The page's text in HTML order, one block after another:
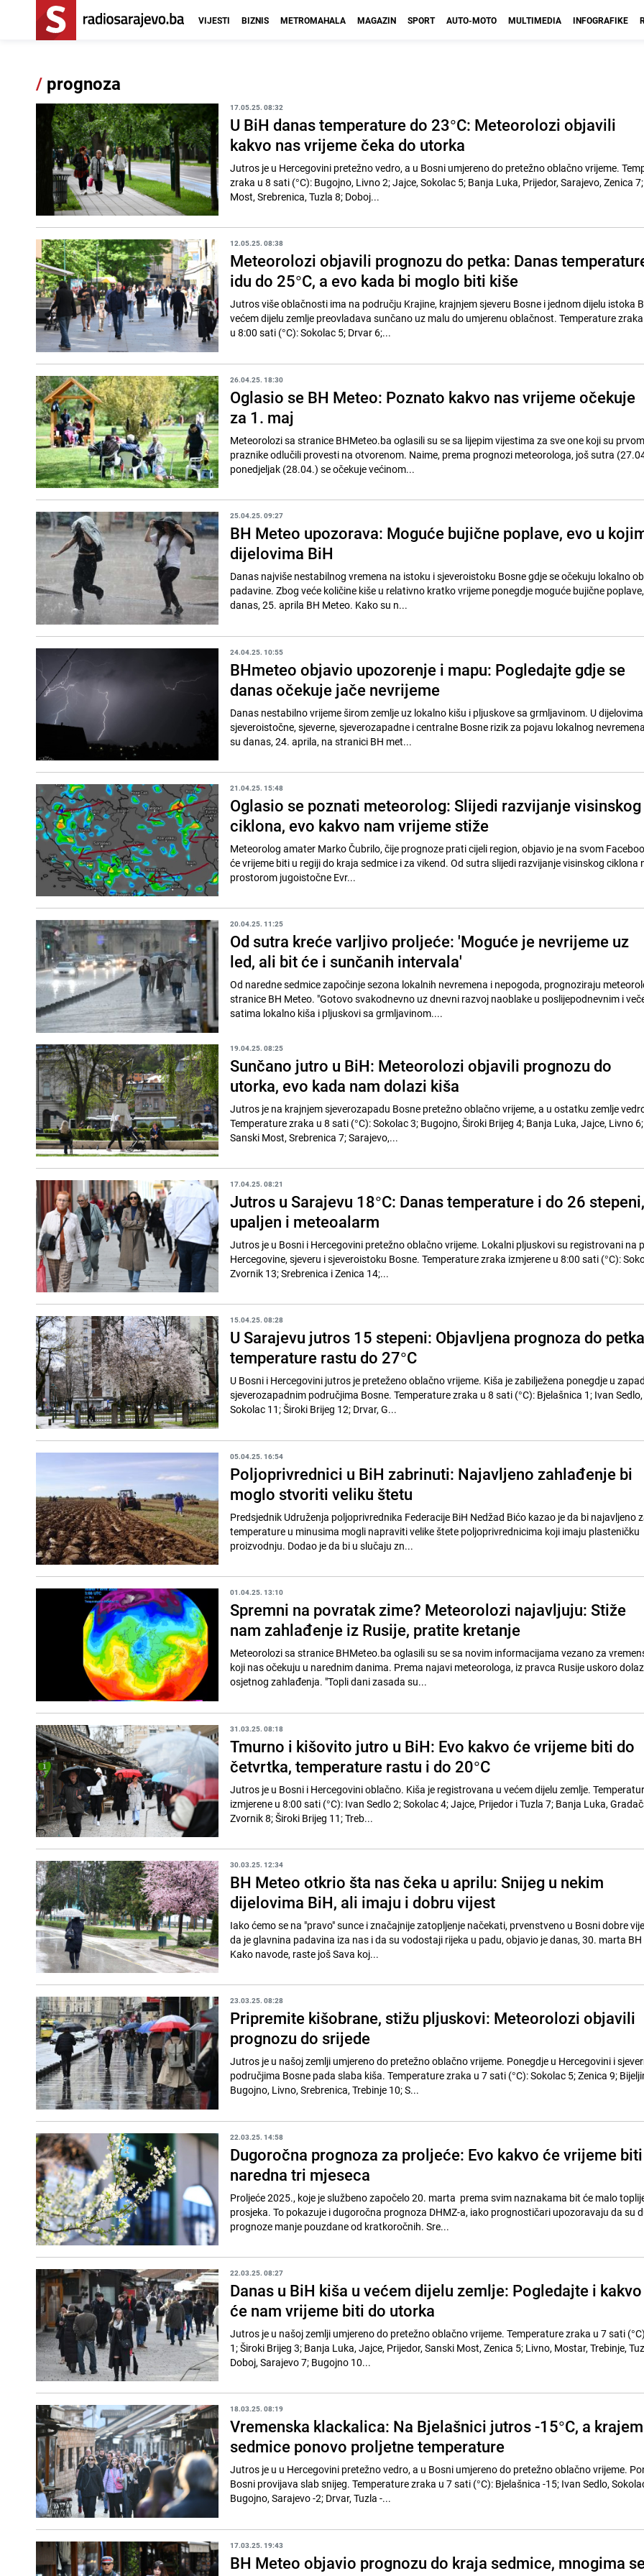
VIJESTI BIZNIS METROMAHALA MAGAZIN SPORT AUTO-MOTO MULTIMEDIA INFOGRAFIKE
/ prognoza
17.05.25. 08:32
U BiH danas temperature do 23°C: Meteorolozi objavili
kakvo nas vrijeme čeka do utorka
Jutros je u Hercegovini pretežno vedro, a u Bosni umjereno do pretežno oblačno vrijeme.
zraka u 8 sati (°C): Bugojno, Livno 2; Jajce, Sokolac 5; Banja Luka, Prijedor, Sarajevo, Zenica
Most, Srebrenica, Tuzla 8; Doboj...
12.05.25. 08:38
Meteorolozi objavili prognozu do petka: Danas
idu do 25°C, a evo kada bi moglo biti kiše
Jutros više oblačnosti ima na području Krajine, krajnjem sjeveru Bosne i jednom dijelu istoka
većem dijelu zemlje preovladava sunčano uz malu do umjerenu oblačnost. Temperature
u 8:00 sati (°C): Sokolac 5; Drvar 6;...
26.04.25. 18:30
Oglasio se BH Meteo: Poznato kakvo nas vrijeme očekuje
za 1. maj
Meteorolozi sa stranice BHMeteo.ba oglasili su se sa lijepim vijestima za sve one koji su
praznike odlučili provesti na otvorenom. Naime, prema prognozi meteorologa, još sutra
ponedjeljak (28.04.) se očekuje većinom...
25.04.25. 09:27
BH Meteo upozorava: Moguće bujične poplave, evo u
dijelovima BiH
Danas najviše nestabilnog vremena na istoku i sjeveroistoku Bosne gdje se očekuju lokalno
padavine. Zbog veće količine kiše u relativno kratko vrijeme ponegdje moguće bujične
danas, 25. aprila BH Meteo. Kako su n...
24.04.25. 10:55
BHmeteo objavio upozorenje i mapu: Pogledajte gdje se
danas očekuje jače nevrijeme
Danas nestabilno vrijeme širom zemlje uz lokalno kišu i pljuskove sa grmljavinom. U dijelovima
sjeveroistočne, sjeverne, sjeverozapadne i centralne Bosne rizik za pojavu lokalnog
su danas, 24. aprila, na stranici BH met...
21.04.25. 15:48
Oglasio se poznati meteorolog: Slijedi razvijanje visinskog
ciklona, evo kakvo nam vrijeme stiže
Meteorolog amater Marko Čubrilo, čije prognoze prati cijeli region, objavio je na svom
će vrijeme biti u regiji do kraja sedmice i za vikend. Od sutra slijedi razvijanje visinskog ciklona
prostorom jugoistočne Evr...
20.04.25. 11:25
Od sutra kreće varljivo proljeće: 'Moguće je nevrijeme uz
led, ali bit će i sunčanih intervala'
Od naredne sedmice započinje sezona lokalnih nevremena i nepogoda, prognoziraju
stranice BH Meteo. "Gotovo svakodnevno uz dnevni razvoj naoblake u poslijepodnevnim i
satima lokalno kiša i pljuskovi sa grmljavinom....
19.04.25. 08:25
Sunčano jutro u BiH: Meteorolozi objavili prognozu do
utorka, evo kada nam dolazi kiša
Jutros je na krajnjem sjeverozapadu Bosne pretežno oblačno vrijeme, a u ostatku zemlje
Temperature zraka u 8 sati (°C): Sokolac 3; Bugojno, Široki Brijeg 4; Banja Luka, Jajce, Livno
Sanski Most, Srebrenica 7; Sarajevo,...
17.04.25. 08:21
Jutros u Sarajevu 18°C: Danas temperature i do 26 stepeni,
upaljen i meteoalarm
Jutros je u Bosni i Hercegovini pretežno oblačno vrijeme. Lokalni pljuskovi su registrovani na
Hercegovine, sjeveru i sjeveroistoku Bosne. Temperature zraka izmjerene u 8:00 sati (°C):
Zvornik 13; Srebrenica i Zenica 14;...
15.04.25. 08:28
U Sarajevu jutros 15 stepeni: Objavljena prognoza do
temperature rastu do 27°C
U Bosni i Hercegovini jutros je preteženo oblačno vrijeme. Kiša je zabilježena ponegdje u
sjeverozapadnim područjima Bosne. Temperature zraka u 8 sati (°C): Bjelašnica 1; Ivan
Sokolac 11; Široki Brijeg 12; Drvar, G...
05.04.25. 16:54
Poljoprivrednici u BiH zabrinuti: Najavljeno zahlađenje bi
moglo stvoriti veliku štetu
Predsjednik Udruženja poljoprivrednika Federacije BiH Nedžad Bićo kazao je da bi najavljeno
temperature u minusima mogli napraviti velike štete poljoprivrednicima koji imaju plasteničku
proizvodnju. Dodao je da bi u slučaju zn...
01.04.25. 13:10
Spremni na povratak zime? Meteorolozi najavljuju: Stiže
nam zahlađenje iz Rusije, pratite kretanje
Meteorolozi sa stranice BHMeteo.ba oglasili su se sa novim informacijama vezano za
koji nas očekuju u narednim danima. Prema najavi meteorologa, iz pravca Rusije uskoro
osjetnog zahlađenja. "Topli dani zasada su...
31.03.25. 08:18
Tmurno i kišovito jutro u BiH: Evo kakvo će vrijeme biti do
četvrtka, temperature rastu i do 20°C
Jutros je u Bosni i Hercegovini oblačno. Kiša je registrovana u većem dijelu zemlje.
izmjerene u 8:00 sati (°C): Ivan Sedlo 2; Sokolac 4; Jajce, Prijedor i Tuzla 7; Banja Luka,
Zvornik 8; Široki Brijeg 11; Treb...
30.03.25. 12:34
BH Meteo otkrio šta nas čeka u aprilu: Snijeg u nekim
dijelovima BiH, ali imaju i dobru vijest
Iako ćemo se na "pravo" sunce i značajnije zatopljenje načekati, prvenstveno u Bosni dobre
da je glavnina padavina iza nas i da su vodostaji rijeka u padu, objavio je danas, 30. marta
Kako navode, raste još Sava koj...
23.03.25. 08:28
Pripremite kišobrane, stižu pljuskovi: Meteorolozi objavili
prognozu do srijede
Jutros je u našoj zemlji umjereno do pretežno oblačno vrijeme. Ponegdje u Hercegovini i
područjima Bosne pada slaba kiša. Temperature zraka u 7 sati (°C): Sokolac 5; Zenica 9;
Bugojno, Livno, Srebrenica, Trebinje 10; S...
22.03.25. 14:58
Dugoročna prognoza za proljeće: Evo kakvo će vrijeme biti
naredna tri mjeseca
Proljeće 2025., koje je službeno započelo 20. marta prema svim naznakama bit će malo
prosjeka. To pokazuje i dugoročna prognoza DHMZ-a, iako prognostičari upozoravaju da su
prognoze manje pouzdane od kratkoročnih. Sre...
22.03.25. 08:27
Danas u BiH kiša u većem dijelu zemlje: Pogledajte i kakvo
će nam vrijeme biti do utorka
Jutros je u našoj zemlji umjereno do pretežno oblačno vrijeme. Temperature zraka u 7 sati
1; Široki Brijeg 3; Banja Luka, Jajce, Prijedor, Sanski Most, Zenica 5; Livno, Mostar, Trebinje,
Doboj, Sarajevo 7; Bugojno 10...
18.03.25. 08:19
Vremenska klackalica: Na Bjelašnici jutros -15°C, a krajem
sedmice ponovo proljetne temperature
Jutros je u u Hercegovini pretežno vedro, a u Bosni umjereno do pretežno oblačno vrijeme.
Bosni provijava slab snijeg. Temperature zraka u 7 sati (°C): Bjelašnica -15; Ivan Sedlo,
Bugojno, Sarajevo -2; Drvar, Tuzla -...
17.03.25. 19:43
BH Meteo objavio prognozu do kraja sedmice, mnogima